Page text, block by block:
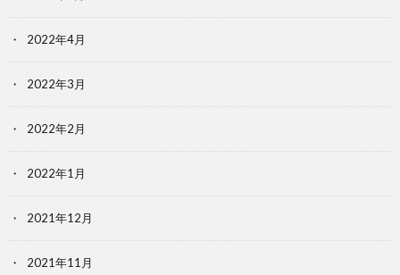
2022年4月
2022年3月
2022年2月
2022年1月
2021年12月
2021年11月